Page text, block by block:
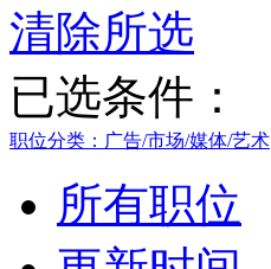
清除所选
已选条件：
职位分类：广告/市场/媒体/艺术
所有职位